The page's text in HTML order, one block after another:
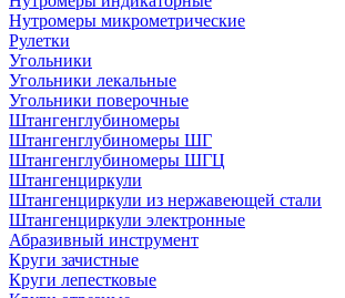
Нутромеры микрометрические
Рулетки
Угольники
Угольники лекальные
Угольники поверочные
Штангенглубиномеры
Штангенглубиномеры ШГ
Штангенглубиномеры ШГЦ
Штангенциркули
Штангенциркули из нержавеющей стали
Штангенциркули электронные
Абразивный инструмент
Круги зачистные
Круги лепестковые